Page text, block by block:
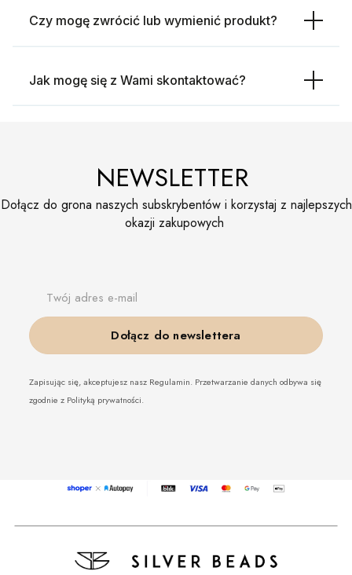
Czy mogę zwrócić lub wymienić produkt?
Jak mogę się z Wami skontaktować?
NEWSLETTER
Dołącz do grona naszych subskrybentów i korzystaj z najlepszych
okazji zakupowych
Twój adres e-mail
Dołącz do newslettera
Zapisując się, akceptujesz nasz Regulamin. Przetwarzanie danych odbywa się
zgodnie z Polityką prywatności.